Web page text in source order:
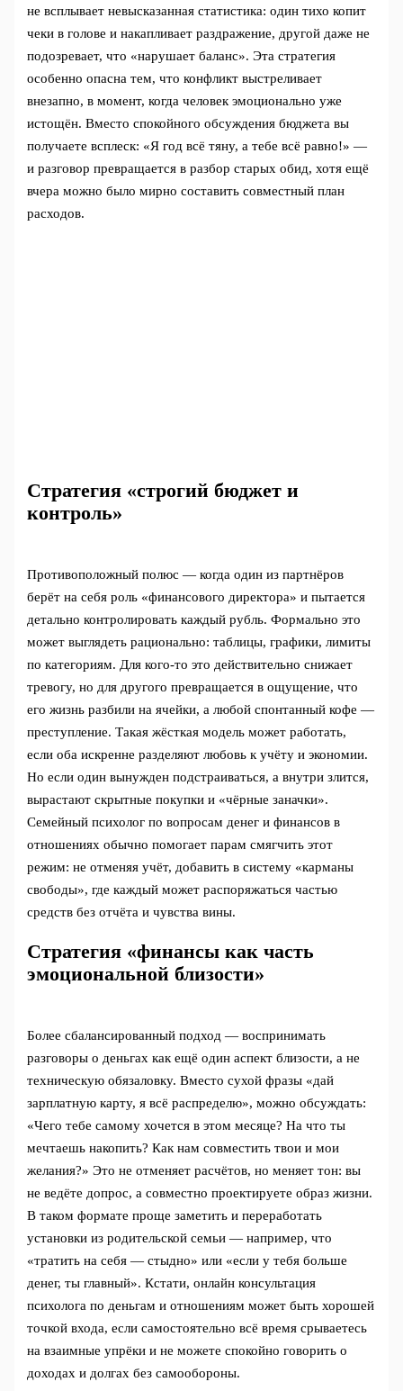
не всплывает невысказанная статистика: один тихо копит
чеки в голове и накапливает раздражение, другой даже не
подозревает, что «нарушает баланс». Эта стратегия
особенно опасна тем, что конфликт выстреливает
внезапно, в момент, когда человек эмоционально уже
истощён. Вместо спокойного обсуждения бюджета вы
получаете всплеск: «Я год всё тяну, а тебе всё равно!» —
и разговор превращается в разбор старых обид, хотя ещё
вчера можно было мирно составить совместный план
расходов.
Стратегия «строгий бюджет и
контроль»
Противоположный полюс — когда один из партнёров
берёт на себя роль «финансового директора» и пытается
детально контролировать каждый рубль. Формально это
может выглядеть рационально: таблицы, графики, лимиты
по категориям. Для кого‑то это действительно снижает
тревогу, но для другого превращается в ощущение, что
его жизнь разбили на ячейки, а любой спонтанный кофе —
преступление. Такая жёсткая модель может работать,
если оба искренне разделяют любовь к учёту и экономии.
Но если один вынужден подстраиваться, а внутри злится,
вырастают скрытные покупки и «чёрные заначки».
Семейный психолог по вопросам денег и финансов в
отношениях обычно помогает парам смягчить этот
режим: не отменяя учёт, добавить в систему «карманы
свободы», где каждый может распоряжаться частью
средств без отчёта и чувства вины.
Стратегия «финансы как часть
эмоциональной близости»
Более сбалансированный подход — воспринимать
разговоры о деньгах как ещё один аспект близости, а не
техническую обязаловку. Вместо сухой фразы «дай
зарплатную карту, я всё распределю», можно обсуждать:
«Чего тебе самому хочется в этом месяце? На что ты
мечтаешь накопить? Как нам совместить твои и мои
желания?» Это не отменяет расчётов, но меняет тон: вы
не ведёте допрос, а совместно проектируете образ жизни.
В таком формате проще заметить и переработать
установки из родительской семьи — например, что
«тратить на себя — стыдно» или «если у тебя больше
денег, ты главный». Кстати, онлайн консультация
психолога по деньгам и отношениям может быть хорошей
точкой входа, если самостоятельно всё время срываетесь
на взаимные упрёки и не можете спокойно говорить о
доходах и долгах без самообороны.